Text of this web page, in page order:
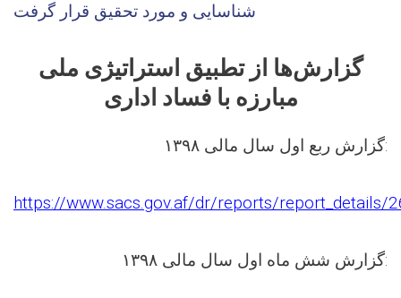
شناسایی و مورد تحقیق قرار گرفت
گزارش‌ها از تطبیق استراتیژی ملی
مبارزه با فساد اداری
گزارش ربع اول سال مالی ۱۳۹۸:
https://www.sacs.gov.af/dr/reports/report_details/
گزارش شش ماه اول سال مالی ۱۳۹۸: